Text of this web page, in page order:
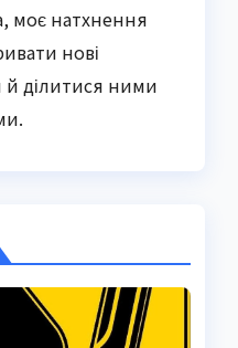
моє натхнення
нові
й ділитися ними